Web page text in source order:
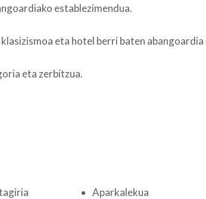
establezimendua.
eta hotel berri baten
eta zerbitzua.
Aparkalekua